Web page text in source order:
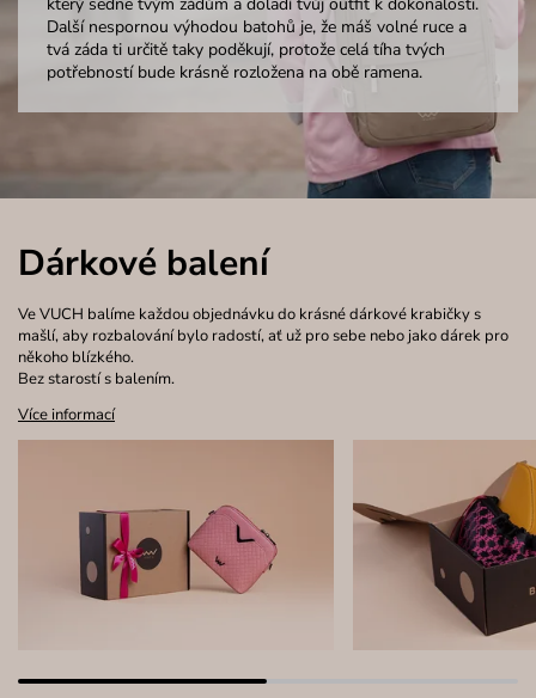
Další nespornou výhodou batohů je, že máš volné ruce a
tvá záda ti určitě taky poděkují, protože celá tíha tvých
potřebností bude krásně rozložena na obě ramena.
Dárkové balení
Ve VUCH balíme každou objednávku do krásné dárkové krabičky s
mašlí, aby rozbalování bylo radostí, ať už pro sebe nebo jako dárek pro
někoho blízkého.
Bez starostí s balením.
Více informací